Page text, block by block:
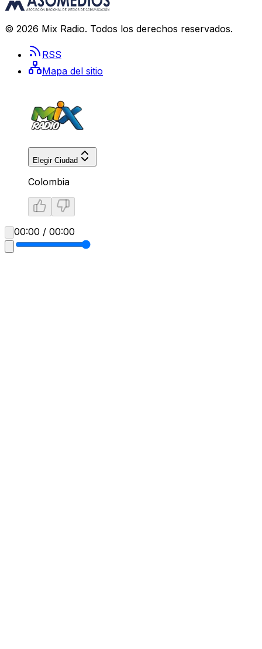
© 2026 Mix Radio. Todos los derechos reservados.
RSS
Mapa del sitio
Elegir Ciudad
Colombia
00:00 / 00:00